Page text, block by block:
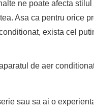
ne poate afecta
Asa ca pentru orice
exista cel
de aer
sau sa ai o